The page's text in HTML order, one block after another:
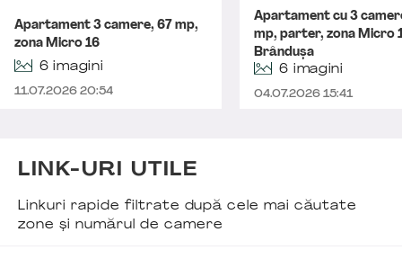
Apartament 3 camere, 67 mp,
zona Micro 16
6 imagini
11.07.2026 20:54
Apartament cu 3
mp, parter, zona Micro
Brândușa
6 imagini
04.07.2026 15:41
LINK-URI UTILE
Linkuri rapide filtrate după cele mai căutate
zone și numărul de camere